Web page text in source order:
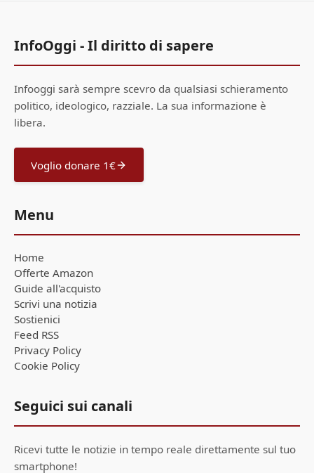
InfoOggi - Il diritto di sapere
Infooggi sarà sempre scevro da qualsiasi schieramento
politico, ideologico, razziale. La sua informazione è
libera.
Voglio donare 1€
Menu
Home
Offerte Amazon
Guide all'acquisto
Scrivi una notizia
Sostienici
Feed RSS
Privacy Policy
Cookie Policy
Seguici sui canali
Ricevi tutte le notizie in tempo reale direttamente sul tuo
smartphone!